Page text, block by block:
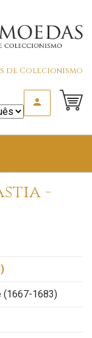
de Colecionismo
person
-
(1667-1683)